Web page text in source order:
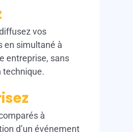
vos
en simultané à
entreprise, sans
technique.
à
d’un événement